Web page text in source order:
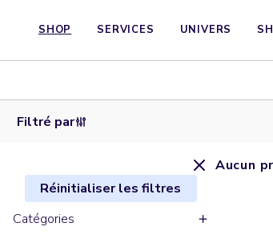
SHOP SERVICES UNIVERS
Filtré par
Réinitialiser les filtres
Catégories
Aucun